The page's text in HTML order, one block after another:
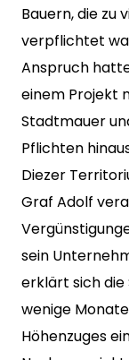
Bauern, die zu
verpflichtet
Anspruch
einem Projekt
Stadtmauer
Pflichten
Diezer
Graf Adolf
sein
erklärt sich die
wenige
Höhenzuges